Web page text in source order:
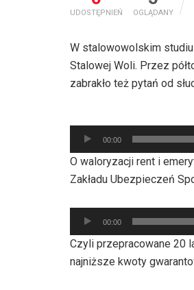
UDOSTĘPNIEŃ OGLĄDANY
W stalowowolskim
Stalowej Woli. Przez
zabrakło też pytań od
plików
dźwiękowych
00:00
O waloryzacji rent i
Zakładu Ubezpieczeń
Odtwarzacz
plików
dźwiękowych
00:00
Czyli przepracowane 20
najniższe kwoty